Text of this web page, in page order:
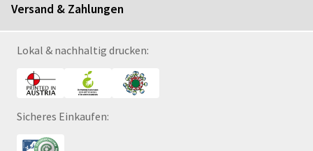
Versand & Zahlungen
Lokal & nachhaltig drucken:
Sicheres Einkaufen: